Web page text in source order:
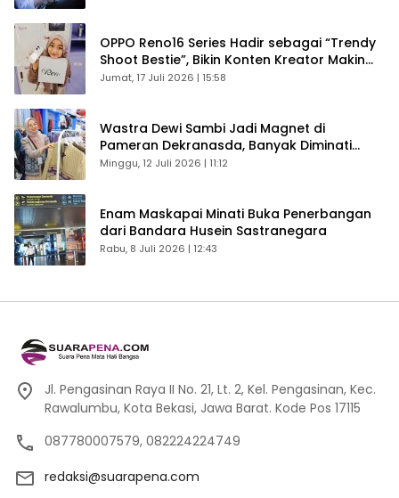
OPPO Reno16 Series Hadir sebagai “Trendy
Shoot Bestie”, Bikin Konten Kreator Makin
Betah
Jumat, 17 Juli 2026 | 15:58
Wastra Dewi Sambi Jadi Magnet di
Pameran Dekranasda, Banyak Diminati
Pengunjung
Minggu, 12 Juli 2026 | 11:12
Enam Maskapai Minati Buka Penerbangan
dari Bandara Husein Sastranegara
Rabu, 8 Juli 2026 | 12:43
Jl. Pengasinan Raya II No. 21, Lt. 2, Kel. Pengasinan, Kec.
Rawalumbu, Kota Bekasi, Jawa Barat. Kode Pos 17115
087780007579, 082224224749
redaksi@suarapena.com